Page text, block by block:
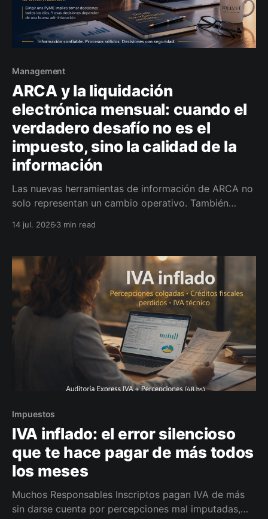
Management
ARCA y la liquidación
electrónica mensual: cuando el
verdadero desafío no es el
impuesto, sino la calidad de la
información
Las nuevas herramientas de información de ARCA no
solo representan un cambio operativo. También
enfrentan: sin procesos administrativos ordenados y
riesgosa.
14 jul. 20263 min read
Impuestos
IVA inflado: el error silencioso
que te hace pagar de más todos
los meses
Muchos Responsables Inscriptos pagan IVA de más
sin darse cuenta por percepciones mal imputadas,